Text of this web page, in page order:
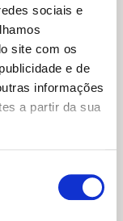
sociais e
site com os
e de
informações
a partir da sua